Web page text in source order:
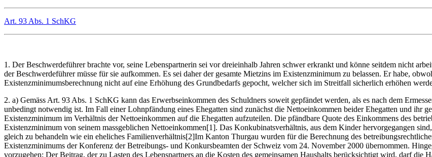
Art. 93 Abs. 1 SchKG
1. Der Beschwerdeführer brachte vor, seine Lebenspartnerin sei vor dreieinhalb Jahren schwer erkrankt und könne seitdem nicht
der Beschwerdeführer müsse für sie aufkommen. Es sei daher der gesamte Mietzins im Existenzminimum zu belassen. Er habe,
Existenzminimumsberechnung nicht auf eine Erhöhung des Grundbedarfs gepocht, welcher sich im Streitfall sicherlich erhöhen
2. a) Gemäss Art. 93 Abs. 1 SchKG kann das Erwerbseinkommen des Schuldners soweit gepfändet werden, als es nach dem
unbedingt notwendig ist. Im Fall einer Lohnpfändung eines Ehegatten sind zunächst die Nettoeinkommen beider Ehegatten und ihr
Existenzminimum im Verhältnis der Nettoeinkommen auf die Ehegatten aufzuteilen. Die pfändbare Quote des Einkommens des
Existenzminimum von seinem massgeblichen Nettoeinkommen[1]. Das Konkubinatsverhältnis, aus dem Kinder hervorgegangen
gleich zu behandeln wie ein eheliches Familienverhältnis[2]Im Kanton Thurgau wurden für die Berechnung des
Existenzminimums der Konferenz der Betreibungs- und Konkursbeamten der Schweiz vom 24. November 2000 übernommen.
vorzugehen: Der Beitrag, der zu Lasten des Lebenspartners an die Kosten des gemeinsamen Haushalts berücksichtigt wird, darf die